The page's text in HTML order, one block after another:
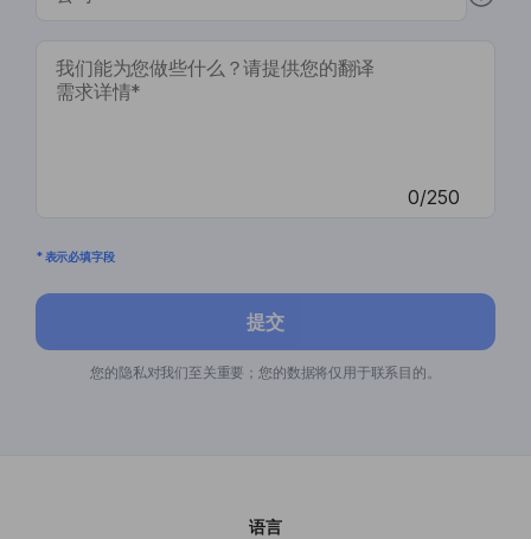
0/250
* 表示必填字段
提交
您的隐私对我们至关重要；您的数据将仅用于联系目的。
语言